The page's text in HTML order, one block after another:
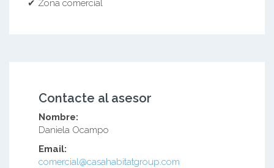
✔ Zona comercial
Contacte al asesor
Nombre:
Daniela Ocampo
Email:
comercial@casahabitatgroup.com